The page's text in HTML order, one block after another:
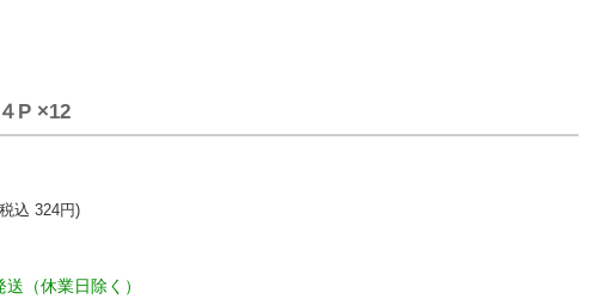
P ×12
込 324円)
（休業日除く）